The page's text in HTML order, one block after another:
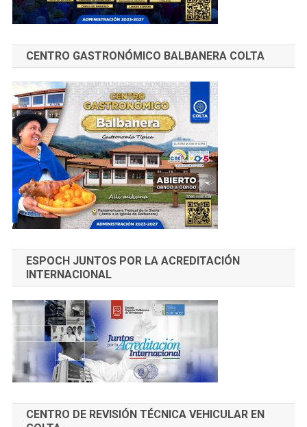
CENTRO GASTRONÓMICO BALBANERA COLTA
ESPOCH JUNTOS POR LA ACREDITACIÓN
INTERNACIONAL
CENTRO DE REVISIÓN TÉCNICA VEHICULAR EN